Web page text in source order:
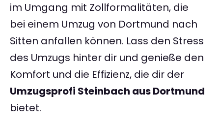
im Umgang mit Zollformalitäten, die
bei einem Umzug von Dortmund nach
Sitten anfallen können. Lass den Stress
des Umzugs hinter dir und genieße den
Komfort und die Effizienz, die dir der
Umzugsprofi Steinbach aus Dortmund
bietet.